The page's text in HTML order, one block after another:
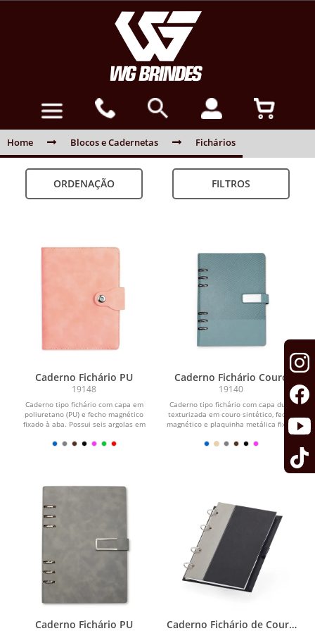
Home Blocos e Cadernetas Fichários
ORDENAÇÃO FILTROS
Caderno Fichário PU
19148
Caderno tipo fichário com capa em
poliuretano (PU) e fecho magnético
fixado à aba. Possui seis argolas em
Caderno Fichário Couro
Sintético
19140
Caderno tipo fichário com capa dura
texturizada em couro sintético, fecho
magnético e plaquinha metálica fixa à
Caderno Fichário PU
Caderno Fichário de Couro